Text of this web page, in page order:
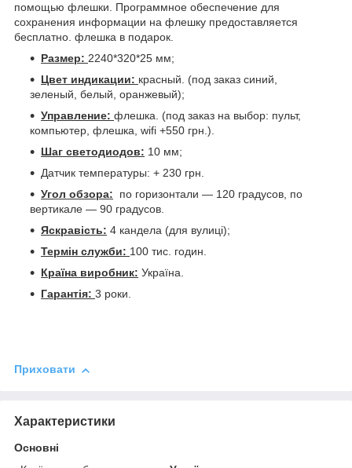
помощью флешки. Программное обеспечение для
сохранения информации на флешку предоставляется
бесплатно. флешка в подарок.
Размер: 2240*320*25 мм;
Цвет индикации: красный. (под заказ синий,
зеленый, белый, оранжевый);
Управление: флешка. (под заказ на выбор: пульт,
компьютер, флешка, wifi +550 грн.).
Шаг светодиодов: 10 мм;
Датчик температуры: + 230 грн.
Угол обзора: по горизонтали ― 120 градусов, по
вертикале ― 90 градусов.
Яскравість: 4 кандела (для вулиці);
Термін служби: 100 тис. годин.
Країна виробник: Україна.
Гарантія: 3 роки.
Приховати
Характеристики
Основні